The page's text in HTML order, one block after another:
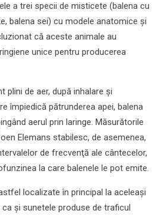
a trei specii de misticete (balena cu
balena sei) cu modele anatomice şi
că aceste animale au
unice pentru producerea
plini de aer, după inhalare şi
împiedică pătrunderea apei, balena
aerul prin laringe. Măsurătorile
Elemans stabilesc, de asemenea,
de frecvenţă ale cântecelor,
la care balenele le pot emite.
localizate în principal la aceleaşi
şi sunetele produse de traficul